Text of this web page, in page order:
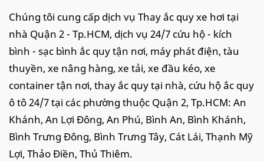
Chúng tôi cung cấp dịch vụ Thay ắc quy xe hơi tại
nhà Quận 2 - Tp.HCM, dịch vụ 24/7 cứu hộ - kích
bình - sạc bình ắc quy tận nơi, máy phát điện, tàu
thuyền, xe nâng hàng, xe tải, xe đầu kéo, xe
container tận nơi, thay ắc quy tại nhà, cứu hộ ắc quy
ô tô 24/7 tại các phường thuộc Quận 2, Tp.HCM: An
Khánh, An Lợi Đông, An Phú, Bình An, Bình Khánh,
Bình Trưng Đông, Bình Trưng Tây, Cát Lái, Thạnh Mỹ
Lợi, Thảo Điền, Thủ Thiêm.